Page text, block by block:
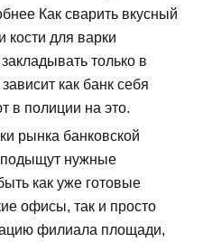
Как сварить вкусный
кости для варки
только в
как банк себя
в полиции на это.
рынка банковской
подыщут нужные
как уже готовые
офисы, так и просто
филиала площади,